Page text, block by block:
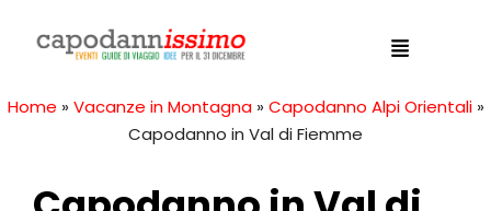
Home » Vacanze in Montagna » Capodanno Alpi Orientali »
Capodanno in Val di Fiemme